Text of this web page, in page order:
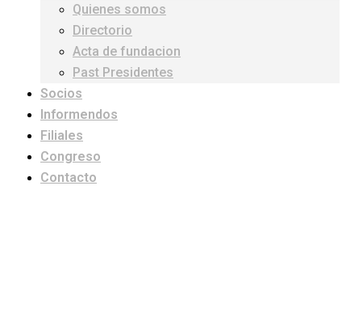
Quienes somos
Directorio
Acta de fundacion
Past Presidentes
Socios
Informendos
Filiales
Congreso
Contacto